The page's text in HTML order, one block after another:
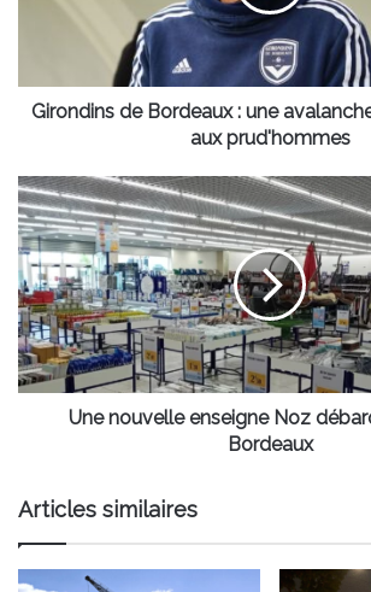
aux
prud'hommes
Girondins de Bordeaux : une
aux prud'hommes
Une
nouvelle
enseigne
Noz
débarque
près
de
Bordeaux
Une nouvelle enseigne Noz
Bordeaux
Articles similaires